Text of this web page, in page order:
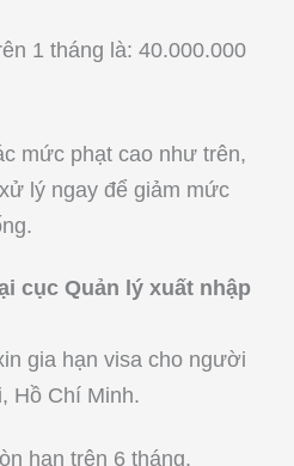
1 tháng là: 40.000.000
mức phạt cao như trên,
lý ngay để giảm mức
cục Quản lý xuất nhập
gia hạn visa cho người
Hồ Chí Minh.
hạn trên 6 tháng.